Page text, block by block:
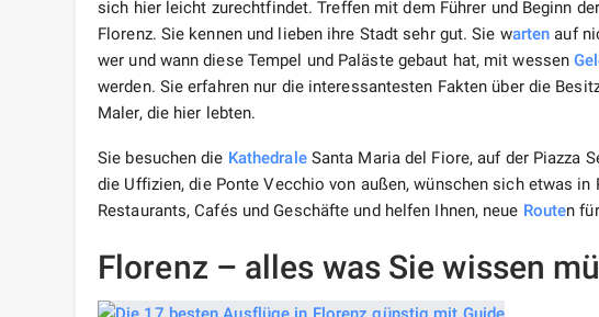
sich hier leicht zurechtfindet. Treffen mit dem Führer und Beginn der
Florenz. Sie kennen und lieben ihre Stadt sehr gut. Sie warten auf
wer und wann diese Tempel und Paläste gebaut hat, mit wessen
werden. Sie erfahren nur die interessantesten Fakten über die
Maler, die hier lebten.
Sie besuchen die KathedraleSanta Maria del Fiore, auf der Piazza
die Uffizien, die Ponte Vecchio von außen, wünschen sich etwas
Restaurants, Cafés und Geschäfte und helfen Ihnen, neue Routen
Florenz – alles was Sie wissen